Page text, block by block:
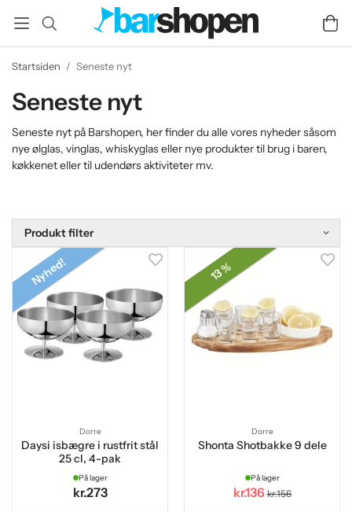
Startsiden / Seneste nyt
Seneste nyt
Seneste nyt på Barshopen, her finder du alle vores nyheder såsom
nye ølglas, vinglas, whiskyglas eller nye produkter til brug i baren,
køkkenet eller til udendørs aktiviteter mv.
Produkt filter
Nyhed!
Dorre
Daysi isbægre i rustfrit stål
25 cl, 4-pak
På lager
kr.273
13 %
Dorre
Shonta Shotbakke 9 dele
På lager
kr.136 kr.156